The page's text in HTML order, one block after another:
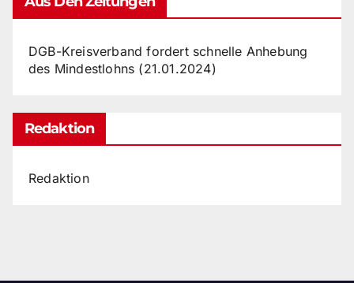
DGB-Kreisverband fordert schnelle Anhebung
des Mindestlohns (21.01.2024)
Redaktion
Redaktion